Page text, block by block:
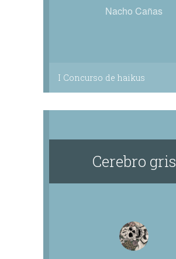
Nacho Cañas
I Concurso de haikus
Cerebro gris